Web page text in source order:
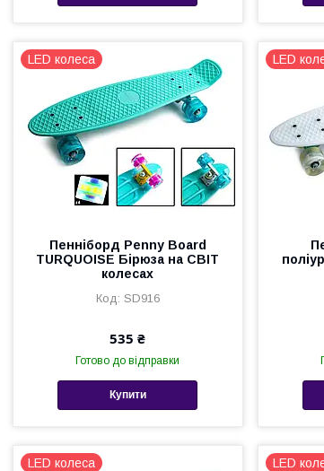
LED колеса
Пенніборд Penny Board
TURQUOISE Бірюза на СВІТ
колесах
SD916
535 ₴
Готово до відправки
Купити
LED
LED колеса LED